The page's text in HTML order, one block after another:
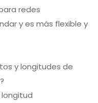
redes
y es más flexible y
y longitudes de